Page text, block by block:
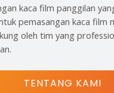
kaca film panggilan
pemasangan kaca film
oleh tim yang
TENTANG KAMI